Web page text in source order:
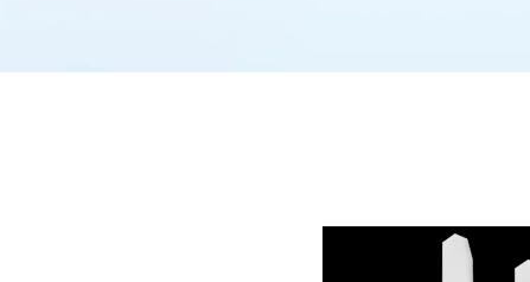
["whatsapp","linkedin","line","facebook"]